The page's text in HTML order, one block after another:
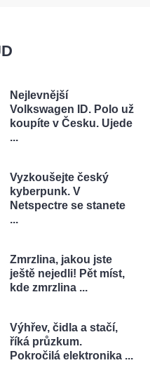
Nejlevnější
Volkswagen ID. Polo už
koupíte v Česku. Ujede
...
Vyzkoušejte český
kyberpunk. V
Netspectre se stanete
...
Zmrzlina, jakou jste
ještě nejedli! Pět míst,
kde zmrzlina ...
Výhřev, čidla a stačí,
říká průzkum.
Pokročilá elektronika ...